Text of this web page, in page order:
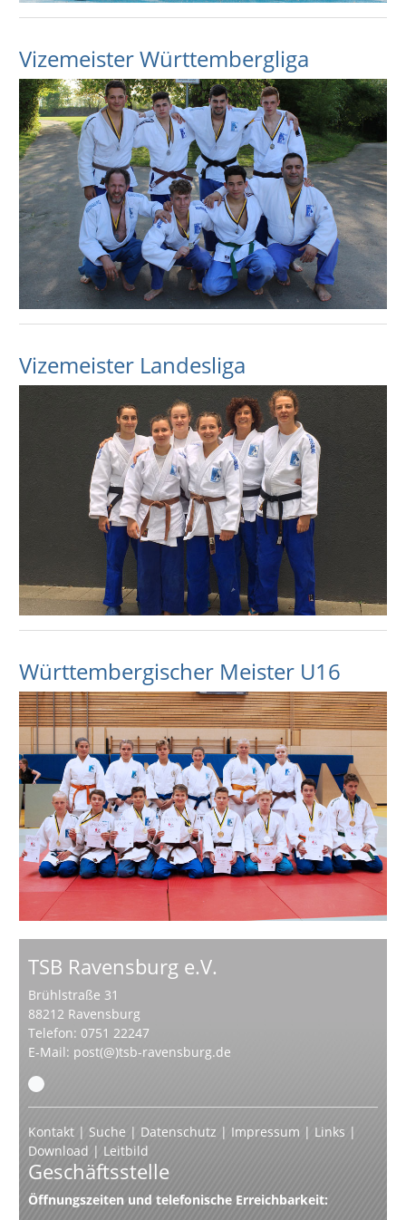
Vizemeister Württembergliga
Vizemeister Landesliga
Württembergischer Meister U16
TSB Ravensburg e.V.
Brühlstraße 31
88212 Ravensburg
Telefon: 0751 22247
E-Mail: post(@)tsb-ravensburg.de
Kontakt | Suche | Datenschutz | Impressum | Links |
Download | Leitbild
Geschäftsstelle
Öffnungszeiten und telefonische Erreichbarkeit: